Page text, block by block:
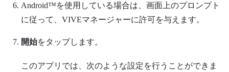
Android™を使用している場合は、画面上のプロンプト
に従って、 VIVEマネージャーに許可を与えます。
開始をタップします。
このアプリでは、次のような設定を行うことができま